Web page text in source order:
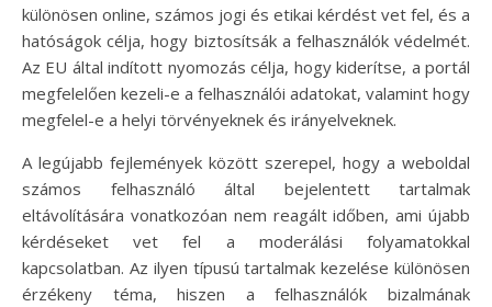
különösen online, számos jogi és etikai kérdést vet fel, és a
hatóságok célja, hogy biztosítsák a felhasználók védelmét.
Az EU által indított nyomozás célja, hogy kiderítse, a portál
megfelelően kezeli-e a felhasználói adatokat, valamint hogy
megfelel-e a helyi törvényeknek és irányelveknek.
A legújabb fejlemények között szerepel, hogy a weboldal
számos felhasználó által bejelentett tartalmak
eltávolítására vonatkozóan nem reagált időben, ami újabb
kérdéseket vet fel a moderálási folyamatokkal
kapcsolatban. Az ilyen típusú tartalmak kezelése különösen
érzékeny téma, hiszen a felhasználók bizalmának